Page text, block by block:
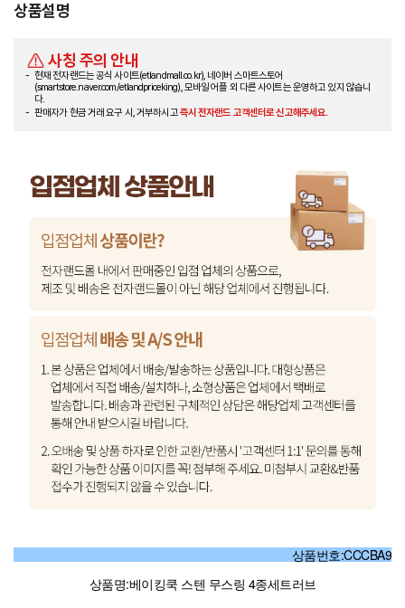
상품설명
사칭 주의 안내
현재 전자랜드는 공식 사이트(etlandmall.co.kr), 네이버 스마트스토어
(smartstore.naver.com/etlandpriceking), 모바일 어플 외 다른 사이트는 운영하고 있지 않습니
다.
판매자가 현금 거래 요구 시, 거부하시고즉시 전자랜드 고객센터로 신고해주세요.
상품번호:CCCBA9
상품명:베이킹쿡 스텐 무스링 4종세트러브